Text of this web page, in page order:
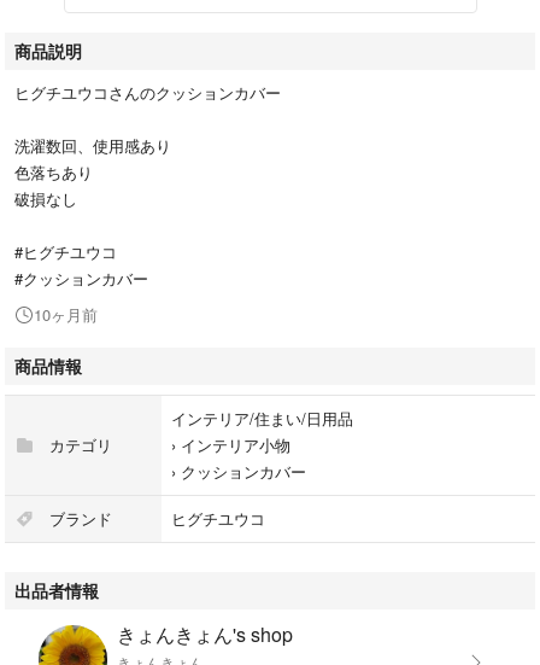
商品説明
ヒグチユウコさんのクッションカバー
洗濯数回、使用感あり
色落ちあり
破損なし
#ヒグチユウコ
#クッションカバー
10ヶ月前
商品情報
カテゴリ
インテリア/住まい/日用品
› インテリア小物
› クッションカバー
ブランド ヒグチユウコ
出品者情報
きょんきょん's shop